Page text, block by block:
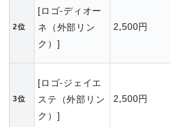
2位
[ロゴ-ディオー
ネ（外部リン
ク）]
2,500円
3位
[ロゴ-ジェイエ
ステ（外部リン
ク）]
2,500円